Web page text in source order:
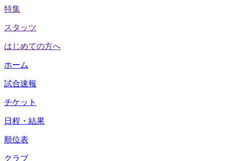
特集
スタッツ
はじめての方へ
ホーム
試合速報
チケット
日程・結果
順位表
クラブ